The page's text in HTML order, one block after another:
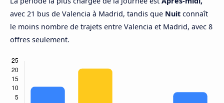
avec 21 bus de Valencia à Madrid, tandis que Nuit connaît
le moins nombre de trajets entre Valencia et Madrid, avec 8
offres seulement.